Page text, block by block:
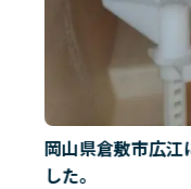
岡山県倉敷市広江
した。